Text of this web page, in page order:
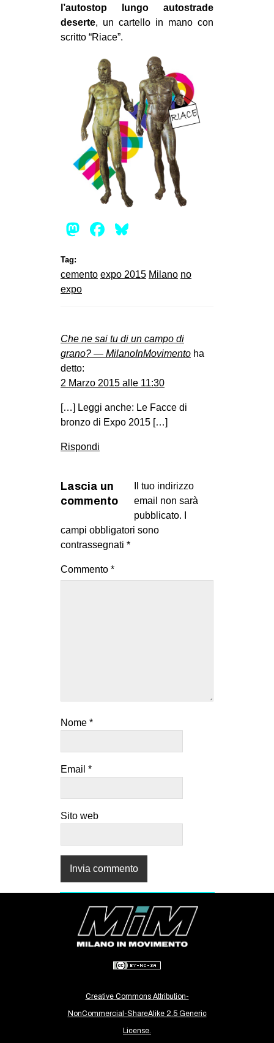
l’autostop lungo autostrade
deserte, un cartello in mano con
scritto “Riace”.
Mastodon
Facebook
Tag:
cemento expo 2015 Milano no
expo
Che ne sai tu di un campo di
grano? — MilanoInMovimento ha
detto:
2 Marzo 2015 alle 11:30
[…] Leggi anche: Le Facce di
bronzo di Expo 2015 […]
Rispondi
Lascia un
commento
Il tuo indirizzo
email non sarà
pubblicato.
campi obbligatori sono
contrassegnati *
Commento *
Nome *
Email *
Sito web
Creative Commons Attribution-
NonCommercial-ShareAlike 2.5 Generic
License.